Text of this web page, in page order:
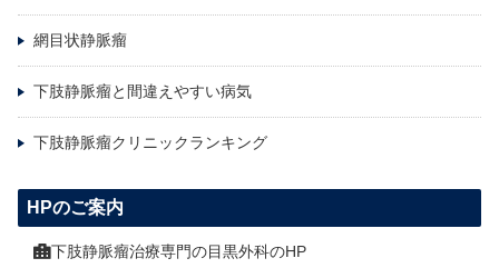
網目状静脈瘤
下肢静脈瘤と間違えやすい病気
下肢静脈瘤クリニックランキング
HPのご案内
下肢静脈瘤治療専門の目黒外科のHP